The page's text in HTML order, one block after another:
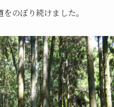
のぼり続けました。